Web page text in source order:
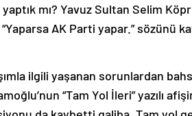
yaptık mı? Yavuz Sultan Selim
AK Parti yapar.” sözünü
ilgili yaşanan sorunlardan
“Tam Yol İleri” yazılı